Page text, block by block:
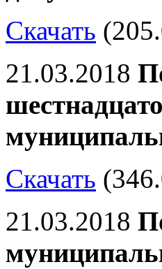
Скачать
21.03.2018
Скачать
21.03.2018